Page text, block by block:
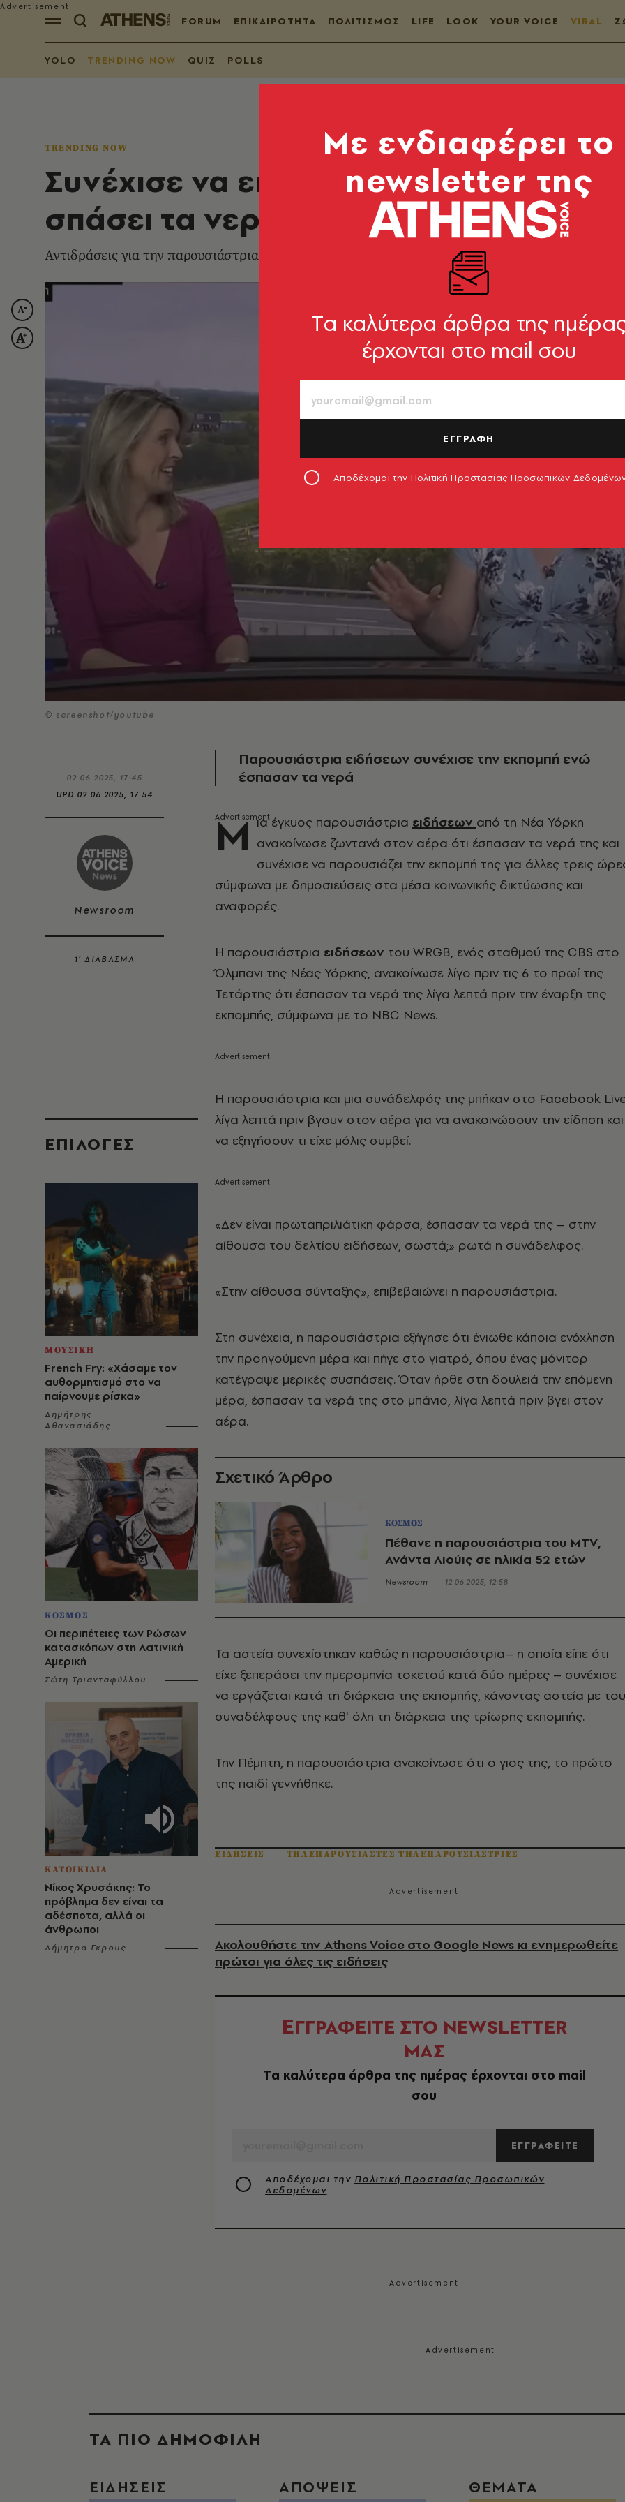
FORUM ΕΠΙΚΑΙΡΟΤΗΤΑ ΠΟΛΙΤΙΣΜΟΣ LIFE LOOK YOUR VOICE VIRAL
YOLO TRENDING NOW QUIZ POLLS
TRENDING NOW
Συνέχισε να εκφωνεί ειδήσεις, ενώ
σπάσει τα νερά της
Αντιδράσεις για την παρουσιάστρια που παραλίγο να γεννήσει μέσα στο τηλεοπτικό στούντιο
© screenshot/youtube
02.06.2025, 17:45
UPD 02.06.2025, 17:54
Newsroom
1’ ΔΙΑΒΑΣΜΑ
EΠΙΛΟΓΈΣ
ΜΟΥΣΙΚΗ
French Fry: «Χάσαμε τον
αυθορμητισμό στο να
παίρνουμε ρίσκα»
Δημήτρης
Αθανασιάδης
ΚΟΣΜΟΣ
Οι περιπέτειες των Ρώσων
κατασκόπων στη Λατινική
Αμερική
Σώτη Τριανταφύλλου
ΚΑΤΟΙΚΙΔΙΑ
Νίκος Χρυσάκης: Το
πρόβλημα δεν είναι τα
αδέσποτα, αλλά οι
άνθρωποι
Δήμητρα Γκρους
Παρουσιάστρια ειδήσεων συνέχισε την εκπομπή ενώ
έσπασαν τα νερά
Μ ια έγκυος παρουσιάστρια ειδήσεων από τη Νέα Υόρκη
ανακοίνωσε ζωντανά στον αέρα ότι έσπασαν τα νερά της και
συνέχισε να παρουσιάζει την εκπομπή της για άλλες τρεις
σύμφωνα με δημοσιεύσεις στα μέσα κοινωνικής δικτύωσης και
αναφορές.
Η παρουσιάστρια ειδήσεων του WRGB, ενός σταθμού της CBS στο
Όλμπανι της Νέας Υόρκης, ανακοίνωσε λίγο πριν τις 6 το πρωί της
Τετάρτης ότι έσπασαν τα νερά της λίγα λεπτά πριν την έναρξη της
εκπομπής, σύμφωνα με το NBC News.
Η παρουσιάστρια και μια συνάδελφός της μπήκαν στο Facebook
λίγα λεπτά πριν βγουν στον αέρα για να ανακοινώσουν την είδηση και
να εξηγήσουν τι είχε μόλις συμβεί.
«Δεν είναι πρωταπριλιάτικη φάρσα, έσπασαν τα νερά της – στην
αίθουσα του δελτίου ειδήσεων, σωστά;» ρωτά η συνάδελφος.
«Στην αίθουσα σύνταξης», επιβεβαιώνει η παρουσιάστρια.
Στη συνέχεια, η παρουσιάστρια εξήγησε ότι ένιωθε κάποια ενόχληση
την προηγούμενη μέρα και πήγε στο γιατρό, όπου ένας μόνιτορ
κατέγραψε μερικές συσπάσεις. Όταν ήρθε στη δουλειά την επόμενη
μέρα, έσπασαν τα νερά της στο μπάνιο, λίγα λεπτά πριν βγει στον
αέρα.
Σχετικό Άρθρο
ΚΟΣΜΟΣ
Πέθανε η παρουσιάστρια του MTV,
Ανάντα Λιούις σε ηλικία 52 ετών
Newsroom 12.06.2025, 12:58
Τα αστεία συνεχίστηκαν καθώς η παρουσιάστρια– η οποία είπε ότι
είχε ξεπεράσει την ημερομηνία τοκετού κατά δύο ημέρες – συνέχισε
να εργάζεται κατά τη διάρκεια της εκπομπής, κάνοντας αστεία με
συναδέλφους της καθ' όλη τη διάρκεια της τρίωρης εκπομπής.
Την Πέμπτη, η παρουσιάστρια ανακοίνωσε ότι ο γιος της, το πρώτο
της παιδί γεννήθηκε.
ΕΙΔΗΣΕΙΣ ΤΗΛΕΠΑΡΟΥΣΙΑΣΤΕΣ ΤΗΛΕΠΑΡΟΥΣΙΑΣΤΡΙΕΣ
Ακολουθήστε την Athens Voice στο Google News κι ενημερωθείτε
πρώτοι για όλες τις ειδήσεις
ΕΓΓΡΑΦΕΙΤΕ ΣΤΟ NEWSLETTER
ΜΑΣ
Tα καλύτερα άρθρα της ημέρας έρχονται στο mail
σου
ΕΓΓΡΑΦΕΙΤΕ
Αποδέχομαι την Πολιτική Προστασίας Προσωπικών
Δεδομένων
ΤΑ ΠΙΟ ΔΗΜΟΦΙΛΗ
ΕΙΔΗΣΕΙΣ ΑΠΟΨΕΙΣ ΘΕΜΑΤΑ
Mε ενδιαφέρει το
newsletter της
Tα καλύτερα άρθρα της
έρχονται στο mail σου
ΕΓΓΡΑΦΗ
Αποδέχομαι την Πολιτική Προστασίας Προσωπικών